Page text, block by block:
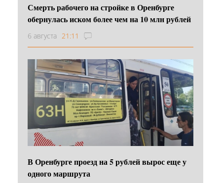
Смерть рабочего на стройке в Оренбурге
обернулась иском более чем на 10 млн рублей
6 августа 21:11
В Оренбурге проезд на 5 рублей вырос еще у
одного маршрута